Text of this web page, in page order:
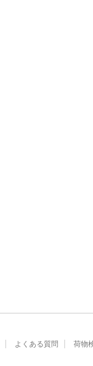
よくある質問 荷物